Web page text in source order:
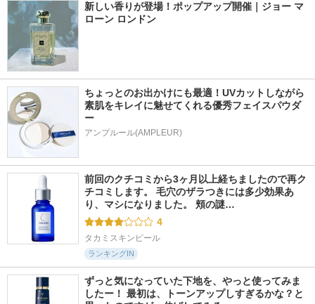
新しい香りが登場！ポップアップ開催｜ジョー マ
ローン ロンドン
ちょっとのお出かけにも最適！UVカットしながら
素肌をキレイに魅せてくれる優秀フェイスパウダ
ー
アンプルール(AMPLEUR)
前回のクチコミから3ヶ月以上経ちましたので再ク
チコミします。 毛穴のザラつきには多少効果あ
り、マシになりました。 頬の謎…
4
タカミスキンピール
ランキングIN
ずっと気になっていた下地を、やっと使ってみま
したー！ 最初は、トーンアップしすぎるかな？と